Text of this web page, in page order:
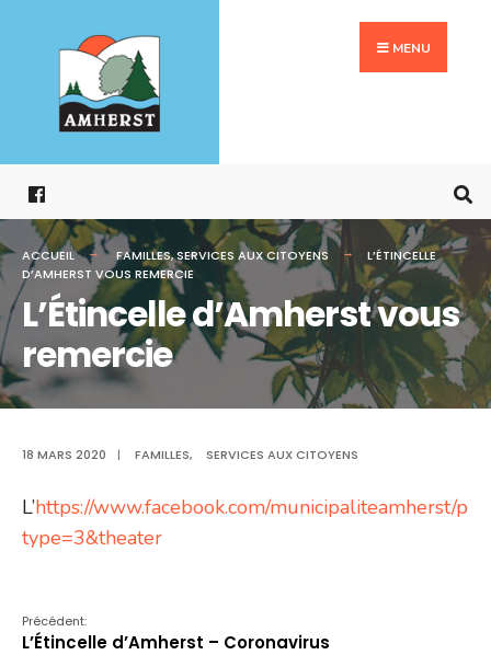
contenu
MENU
ACCUEIL FAMILLES,SERVICES AUX CITOYENS
L’ÉTINCELLE
D’AMHERST VOUS REMERCIE
L’Étincelle d’Amherst vous
remercie
18 MARS 2020 | FAMILLES, SERVICES AUX CITOYENS
L’https://www.facebook.com/municipaliteamherst/
type=3&theater
Précédent:
L’Étincelle d’Amherst – Coronavirus
for: